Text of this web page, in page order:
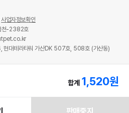
합계 1,520원
판매중지
사업자정보확인
천-2382호
현대테라타워 가산DK 507호, 508호 (가산동)